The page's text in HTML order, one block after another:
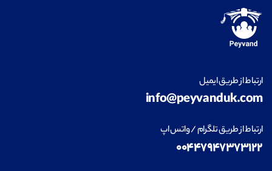
ارتباط از طریق ایمیل
info@peyvanduk.com
ارتباط از طریق تلگرام / واتس اپ
۰۰۴۴۷۹۴۷۳۷۳۱۲۲